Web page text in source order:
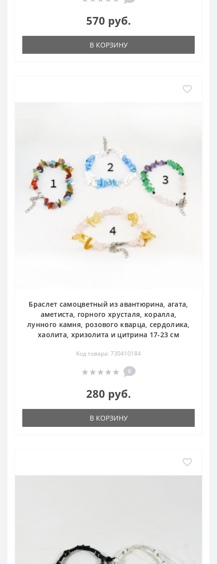
570 руб.
В КОРЗИНУ
Браслет самоцветный из авантюрина, агата,
аметиста, горного хрусталя, коралла,
лунного камня, розового кварца, сердолика,
хаолита, хризолита и цитрина 17-23 см
Код товара: 730410184
0
280 руб.
В КОРЗИНУ